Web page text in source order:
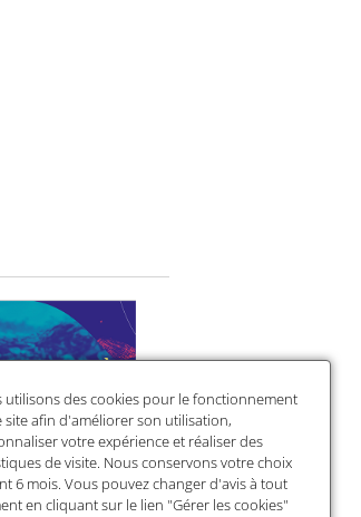
a
utilisons des cookies pour le fonctionnement
site afin d'améliorer son utilisation,
votre expérience et réaliser des
de visite. Nous conservons votre choix
6 mois. Vous pouvez changer d'avis à tout
en cliquant sur le lien "Gérer les cookies"